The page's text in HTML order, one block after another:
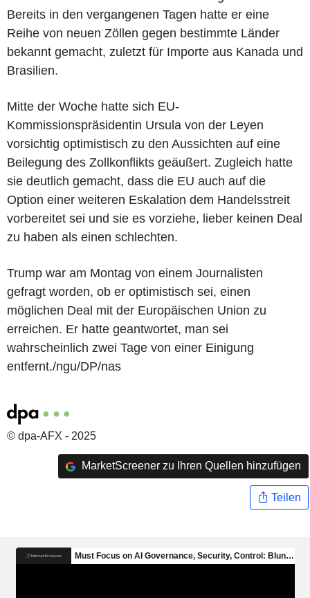
Bereits in den vergangenen Tagen hatte er eine
Reihe von neuen Zöllen gegen bestimmte Länder
bekannt gemacht, zuletzt für Importe aus Kanada und
Brasilien.
Mitte der Woche hatte sich EU-
Kommissionspräsidentin Ursula von der Leyen
vorsichtig optimistisch zu den Aussichten auf eine
Beilegung des Zollkonflikts geäußert. Zugleich hatte
sie deutlich gemacht, dass die EU auch auf die
Option einer weiteren Eskalation dem Handelsstreit
vorbereitet sei und sie es vorziehe, lieber keinen Deal
zu haben als einen schlechten.
Trump war am Montag von einem Journalisten
gefragt worden, ob er optimistisch sei, einen
möglichen Deal mit der Europäischen Union zu
erreichen. Er hatte geantwortet, man sei
wahrscheinlich zwei Tage von einer Einigung
entfernt./ngu/DP/nas
© dpa-AFX - 2025
MarketScreener zu Ihren Quellen hinzufügen
Teilen